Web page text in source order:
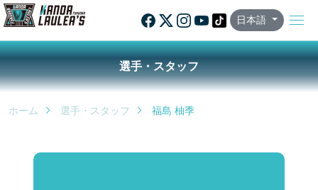
日本語
選手・スタッフ
ホーム 選手・スタッフ 福島 柚季